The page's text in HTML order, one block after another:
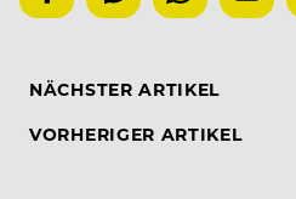
NÄCHSTER ARTIKEL
VORHERIGER ARTIKEL